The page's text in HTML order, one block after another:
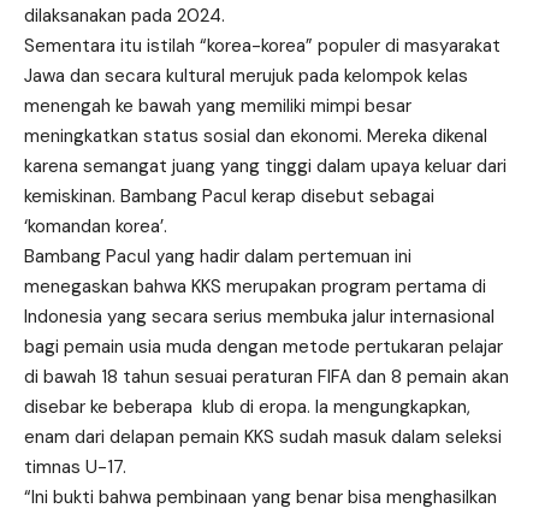
dilaksanakan pada 2024.
Sementara itu istilah “korea-korea” populer di masyarakat
Jawa dan secara kultural merujuk pada kelompok kelas
menengah ke bawah yang memiliki mimpi besar
meningkatkan status sosial dan ekonomi. Mereka dikenal
karena semangat juang yang tinggi dalam upaya keluar dari
kemiskinan. Bambang Pacul kerap disebut sebagai
‘komandan korea’.
Bambang Pacul yang hadir dalam pertemuan ini
menegaskan bahwa KKS merupakan program pertama di
Indonesia yang secara serius membuka jalur internasional
bagi pemain usia muda dengan metode pertukaran pelajar
di bawah 18 tahun sesuai peraturan FIFA dan 8 pemain akan
disebar ke beberapa klub di eropa. Ia mengungkapkan,
enam dari delapan pemain KKS sudah masuk dalam seleksi
timnas U-17.
“Ini bukti bahwa pembinaan yang benar bisa menghasilkan